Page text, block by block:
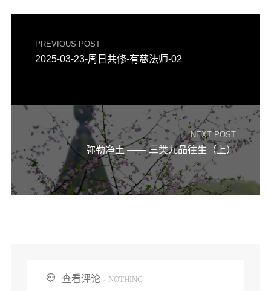
PREVIOUS POST
2025-03-23-周日共修-有慈法师-02
NEXT POST
弥勒净土 —— 三类九品往生（上）
 查看评论 - NOTHING